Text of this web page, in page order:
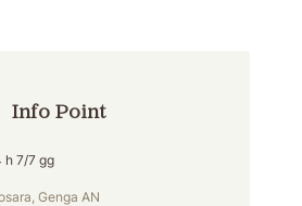
Info Point
h 7/7 gg
Genga AN